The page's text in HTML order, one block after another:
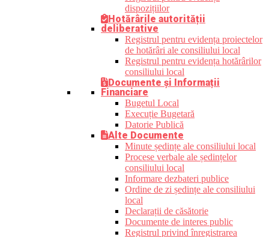
dispozițiilor
Hotărârile autorității
deliberative
Registrul pentru evidența proiectelor
de hotărâri ale consiliului local
Registrul pentru evidența hotărârilor
consiliului local
Documente și Informații
Financiare
Bugetul Local
Execuție Bugetară
Datorie Publică
Alte Documente
Minute ședințe ale consiliului local
Procese verbale ale ședințelor
consiliului local
Informare dezbateri publice
Ordine de zi ședințe ale consiliului
local
Declarații de căsătorie
Documente de interes public
Registrul privind înregistrarea